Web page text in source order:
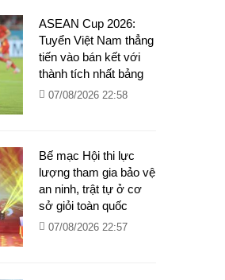
ASEAN Cup 2026:
Tuyển Việt Nam thẳng
tiến vào bán kết với
thành tích nhất bảng
07/08/2026 22:58
Bế mạc Hội thi lực
lượng tham gia bảo vệ
an ninh, trật tự ở cơ
sở giỏi toàn quốc
07/08/2026 22:57